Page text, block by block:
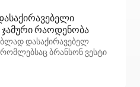
რაოდენობა
დასაქირავებელ
ბრანსონ ვესტი